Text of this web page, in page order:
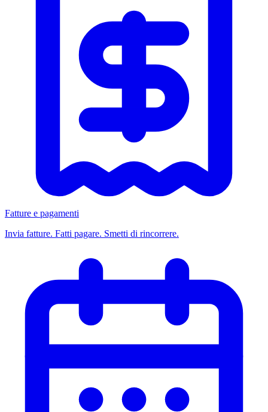
Fatture e pagamenti
Invia fatture. Fatti pagare. Smetti di rincorrere.